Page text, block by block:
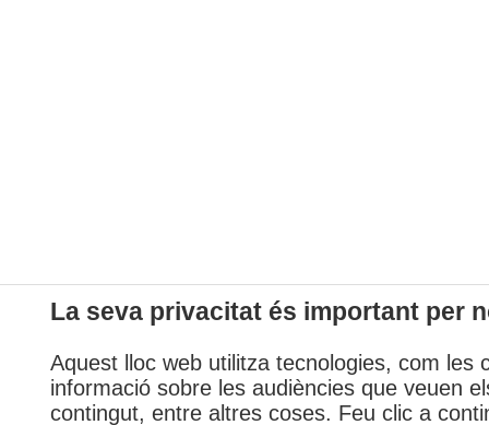
La seva privacitat és important per
Aquest lloc web utilitza tecnologies, com les
informació sobre les audiències que veuen
contingut, entre altres coses. Feu clic a